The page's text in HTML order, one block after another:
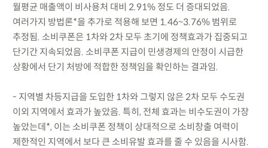
월평균 매출액이 비사용처 대비 2.91% 정도 더 증대되었음.
여러가지 방법론*을 추가로 적용해 보면 1.46~3.76% 범위로
추정됨. 소비쿠폰은 1차와 2차 모두 초기에 정책효과가 집중되고
단기간 지속되었음. 소비쿠폰 지급이 민생경제의 안정이 시급한
상황에서 단기 처방에 적합한 정책임을 확인하는 결과임.
- 지역별 차등지급을 도입한 1차와 그렇지 않은 2차 모두 수도권
이외 지역에서 효과가 높았음. 특히, 전체 효과는 비수도권이 가장
높았는데*, 이는 소비쿠폰 정책이 상대적으로 소비창출 여력이
제한적인 지역에서 보다 큰 소비유발 효과를 줄 수 있음을 시사함.